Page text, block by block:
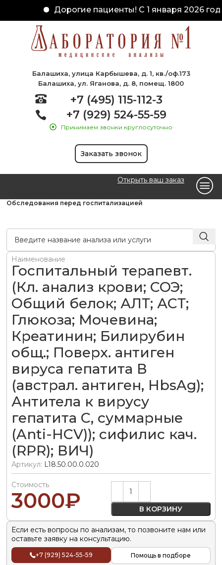
Дорогие пациенты! С 1 января 2026
Балашиха, улица Карбышева, д. 1, кв./оф.173
Балашиха, ул. Яганова, д. 8, помещ. 1800
+7 (495) 115-112-3
+7 (929) 524-55-59
Принимаем звонки круглосуточно
Заказать звонок
Открыть ваш заказ
Обследования перед госпитализацией
Наименование
Госпитальный терапевт.
(Кл. анализ крови; СОЭ;
Общий белок; АЛТ; АСТ;
Глюкоза; Мочевина;
Креатинин; Билирубин
общ.; Поверх. антиген
вируса гепатита В
(австрал. антиген, HbsAg);
Антитела к вирусу
гепатита С, суммарные
(Anti-HCV)); сифилис кач.
(RPR); ВИЧ)
Артикул: L18.50.00.0.020
Стоимость
3000₽ В КОРЗИНУ
Alternative:
Если есть вопросы по анализам, то позвоните нам или
оставьте заявку на консультацию.
+7 (929) 524-55-59 Помощь в подборе